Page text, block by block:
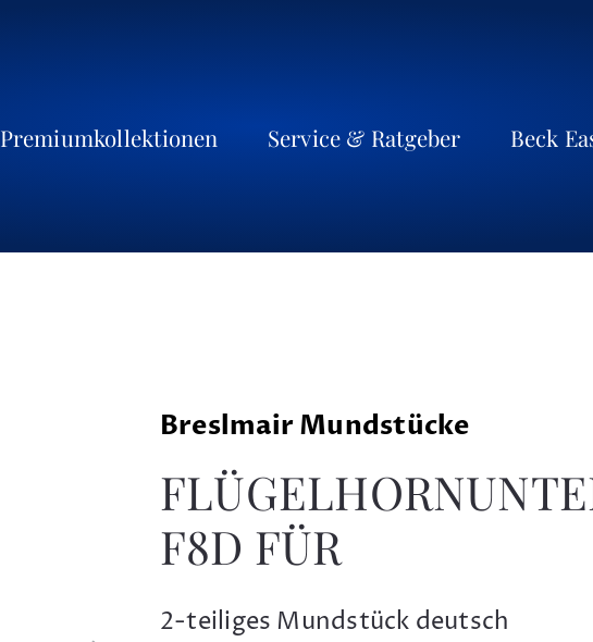
Premiumkollektionen Service & Ratgeber Beck
Breslmair Mundstücke
F8D FÜR
2-teiliges Mundstück deutsch